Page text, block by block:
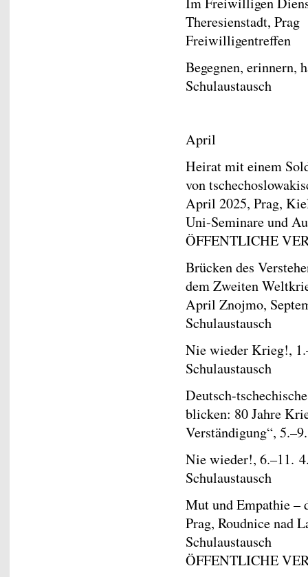
Theresienstadt, Prag
Freiwilligentreffen
Begegnen, erinnern,
Schulaustausch
April
Heirat mit einem
von
April 2025, Prag,
Uni-Seminare und
ÖFFENTLICHE
Brücken des
dem Zweiten
April Znojmo,
Schulaustausch
Nie wieder Krieg!,
Schulaustausch
Deutsch-
blicken: 80 Jahre
Verständigung“,
Nie wieder!, 6.–11.
Schulaustausch
Mut und Empathie –
Prag, Roudnice nad
Schulaustausch
ÖFFENTLICHE